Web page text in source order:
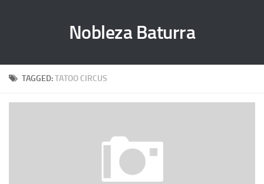
Nobleza Baturra
TAGGED:TATOO CIRCUS